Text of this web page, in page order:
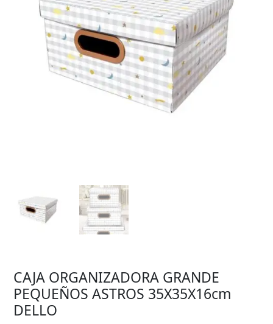
CAJA ORGANIZADORA GRANDE
PEQUEÑOS ASTROS 35X35X16cm
DELLO